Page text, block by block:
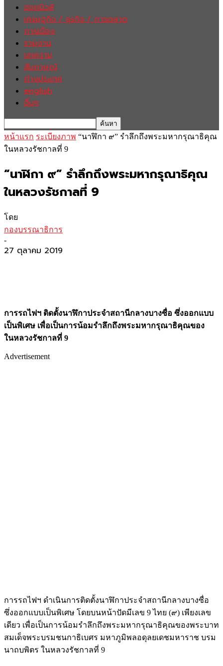
ฮอตนิวส์
เศรษฐกิจ / ธุรกิจ / การตลาด
การเมือง
รายงาน
บทความ
สัมภาษณ์
ต่างประเทศ
english
อื่นๆ
หน้าแรก ระเบียงภาพ “นาฬิกา ๙” รำลึกถึงพระมหากรุณาธิคุณ
ในหลวงรัชกาลที่ 9
“นาฬิกา ๙” รำลึกถึงพระมหากรุณาธิคุณ
ในหลวงรัชกาลที่ 9
โดย
กองบรรณาธิการ
-
27 ตุลาคม 2019
การรถไฟฯ ติดตั้งนาฬิกาประจำสถานีกลางบางซื่อ ซึ่งออกแบบ
เป็นพิเศษ เพื่อเป็นการน้อมรำลึกถึงพระมหากรุณาธิคุณของ
ในหลวงรัชกาลที่ 9
Advertisement
การรถไฟฯ ดำเนินการติดตั้งนาฬิกาประจำสถานีกลางบางซื่อ
ซึ่งออกแบบเป็นพิเศษ โดยบนหน้าปัดมีเลข 9 ไทย (๙) เพียงเลข
เดียว เพื่อเป็นการน้อมรำลึกถึงพระมหากรุณาธิคุณของพระบาท
สมเด็จพระบรมชนกาธิเบศร มหาภูมิพลอดุลยเดชมหาราช บรม
นาถบพิตร ในหลวงรัชกาลที่ 9